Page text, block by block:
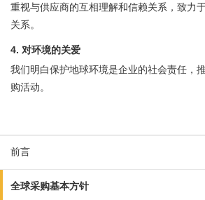
重视与供应商的互相理解和信赖关系，致力
关系。
4. 对环境的关爱
我们明白保护地球环境是企业的社会责任，
购活动。
前言
全球采购基本方针